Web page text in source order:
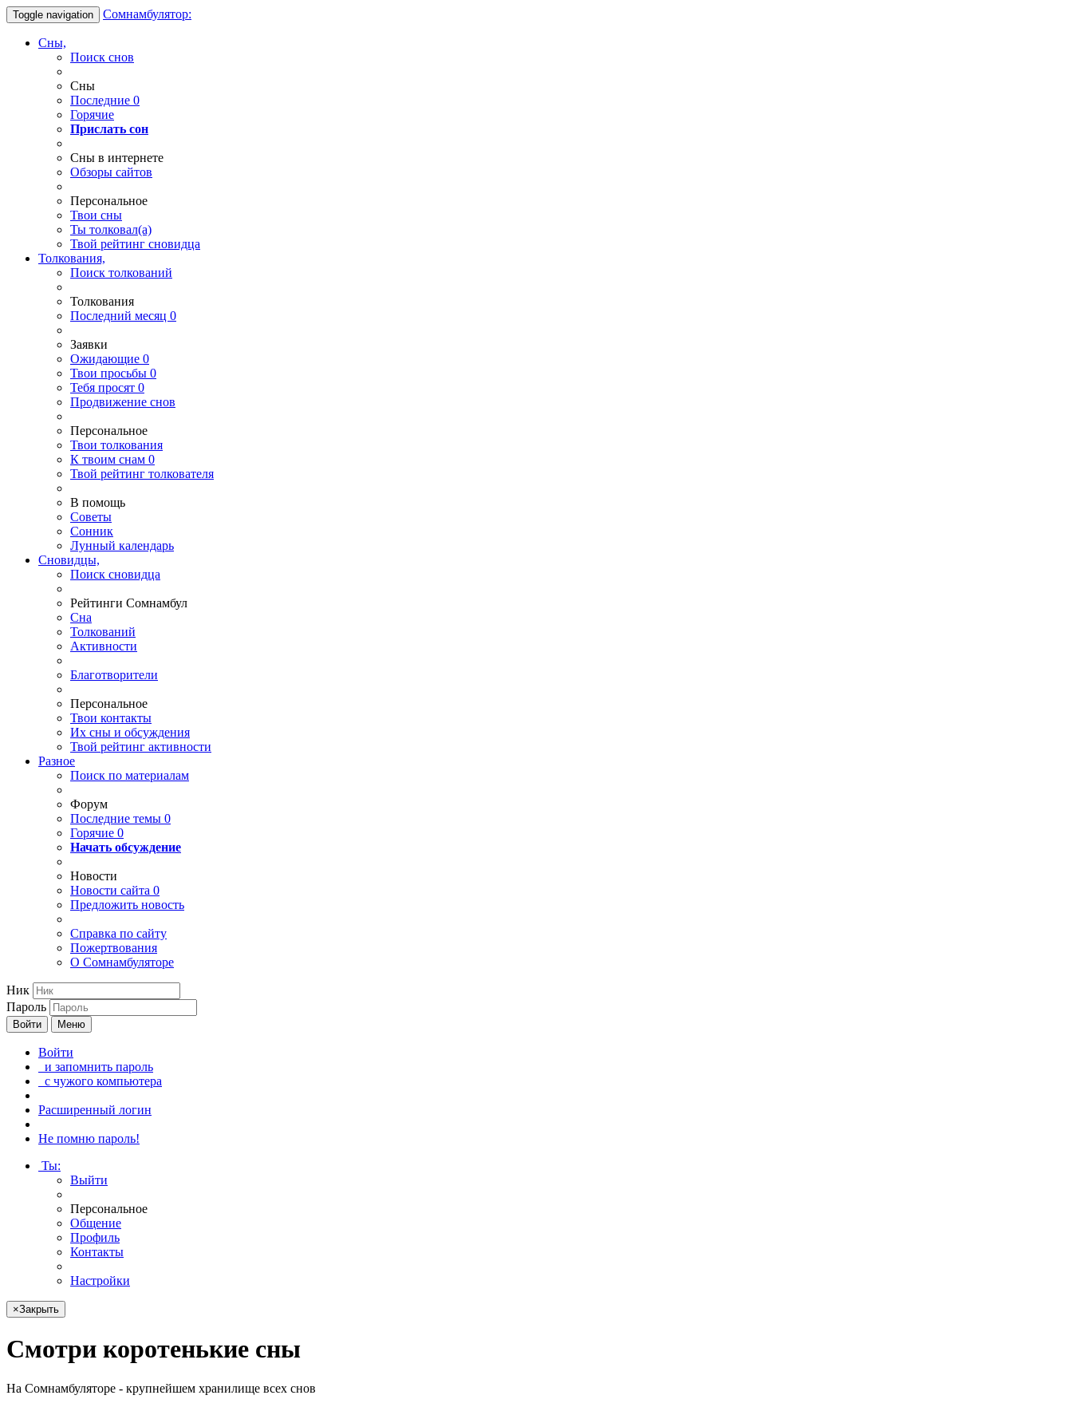
Toggle navigation Сомнамбулятор:
Сны,
Поиск снов
Сны
Последние 0
Горячие
Прислать сон
Сны в интернете
Обзоры сайтов
Персональное
Твои сны
Ты толковал(а)
Твой рейтинг сновидца
Толкования,
Поиск толкований
Толкования
Последний месяц 0
Заявки
Ожидающие 0
Твои просьбы 0
Тебя просят 0
Продвижение снов
Персональное
Твои толкования
К твоим снам 0
Твой рейтинг толкователя
В помощь
Советы
Сонник
Лунный календарь
Сновидцы,
Поиск сновидца
Рейтинги Сомнамбул
Сна
Толкований
Активности
Благотворители
Персональное
Твои контакты
Их сны и обсуждения
Твой рейтинг активности
Разное
Поиск по материалам
Форум
Последние темы 0
Горячие 0
Начать обсуждение
Новости
Новости сайта 0
Предложить новость
Справка по сайту
Пожертвования
О Сомнамбуляторе
Ник
Пароль
Войти Меню
Войти
и запомнить пароль
с чужого компьютера
Расширенный логин
Не помню пароль!
Ты:
Выйти
Персональное
Общение
Профиль
Контакты
Настройки
×Закрыть
Смотри коротенькие сны
На Сомнамбуляторе - крупнейшем хранилище всех снов